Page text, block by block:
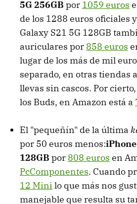
5G 256GB por 1059 euros
de los 1288 euros oficiales
Galaxy S21 5G 128GB
auriculares por 858 euros
lugar de los más de mil
separado, en otras tiendas
llevas sin cascos. Por
los Buds, en Amazon está a
El "pequeñín" de la última
por 50 euros menos:
128GB por 808 euros en
PcComponentes. Cuando
12 Mini lo que más nos
manejable que resulta su